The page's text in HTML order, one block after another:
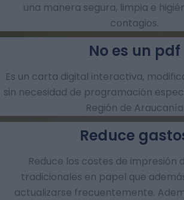
una manera segura, limpia e
contagios.
Es un carta digital interactiva,
sin necesidad de programación
Región de Araucanía
No es un pdf
Reduce los costes de impresión
tradicionales en papel que
actualizarse frecuentemente.
Reduce